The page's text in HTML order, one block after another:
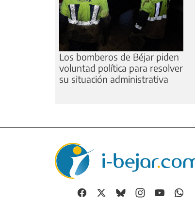
Los bomberos de Béjar piden
voluntad política para resolver
su situación administrativa